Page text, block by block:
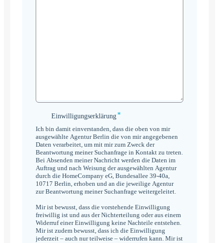
Einwilligungserklärung
Einwilligungserklärung*
Ich bin damit einverstanden, dass die oben von mir
ausgewählte Agentur Berlin die von mir angegebenen
Daten verarbeitet, um mit mir zum Zweck der
Beantwortung meiner Suchanfrage in Kontakt zu treten.
Bei Absenden meiner Nachricht werden die Daten im
Auftrag und nach Weisung der ausgewählten Agentur
durch die HomeCompany eG, Bundesallee 39-40a,
10717 Berlin, erhoben und an die jeweilige Agentur
zur Beantwortung meiner Suchanfrage weitergeleitet.
Mir ist bewusst, dass die vorstehende Einwilligung
freiwillig ist und aus der Nichterteilung oder aus einem
Widerruf einer Einwilligung keine Nachteile entstehen.
Mir ist zudem bewusst, dass ich die Einwilligung
jederzeit – auch nur teilweise – widerrufen kann. Mir ist